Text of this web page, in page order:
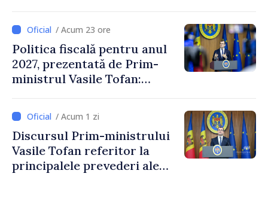
/ Acum 23 ore
Politica fiscală pentru anul
2027, prezentată de Prim-
ministrul Vasile Tofan:
stimularea investițiilor și o
taxare mai echitabilă
/ Acum 1 zi
Discursul Prim-ministrului
Vasile Tofan referitor la
principalele prevederi ale